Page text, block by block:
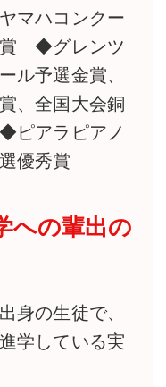
マハコンクー
◆グレンツ
ル予選金賞、
、全国大会銅
アラピアノ
優秀賞
への輩出の
身の生徒で、
学している実